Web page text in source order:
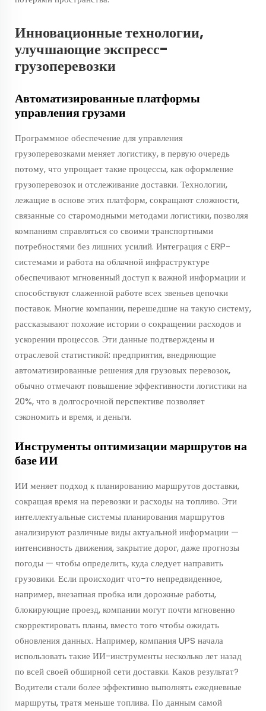
Инновационные технологии,
улучшающие экспресс-
грузоперевозки
Автоматизированные платформы
управления грузами
Программное обеспечение для управления
грузоперевозками меняет логистику, в первую очередь
потому, что упрощает такие процессы, как оформление
грузоперевозок и отслеживание доставки. Технологии,
лежащие в основе этих платформ, сокращают сложности,
связанные со старомодными методами логистики, позволяя
компаниям справляться со своими транспортными
потребностями без лишних усилий. Интеграция с ERP-
системами и работа на облачной инфраструктуре
обеспечивают мгновенный доступ к важной информации и
способствуют слаженной работе всех звеньев цепочки
поставок. Многие компании, перешедшие на такую систему,
рассказывают похожие истории о сокращении расходов и
ускорении процессов. Эти данные подтверждены и
отраслевой статистикой: предприятия, внедряющие
автоматизированные решения для грузовых перевозок,
обычно отмечают повышение эффективности логистики на
20%, что в долгосрочной перспективе позволяет
сэкономить и время, и деньги.
Инструменты оптимизации маршрутов на
базе ИИ
ИИ меняет подход к планированию маршрутов доставки,
сокращая время на перевозки и расходы на топливо. Эти
интеллектуальные системы планирования маршрутов
анализируют различные виды актуальной информации —
интенсивность движения, закрытие дорог, даже прогнозы
погоды — чтобы определить, куда следует направить
грузовики. Если происходит что-то непредвиденное,
например, внезапная пробка или дорожные работы,
блокирующие проезд, компании могут почти мгновенно
скорректировать планы, вместо того чтобы ожидать
обновления данных. Например, компания UPS начала
использовать такие ИИ-инструменты несколько лет назад
по всей своей обширной сети доставки. Каков результат?
Водители стали более эффективно выполнять ежедневные
маршруты, тратя меньше топлива. По данным самой